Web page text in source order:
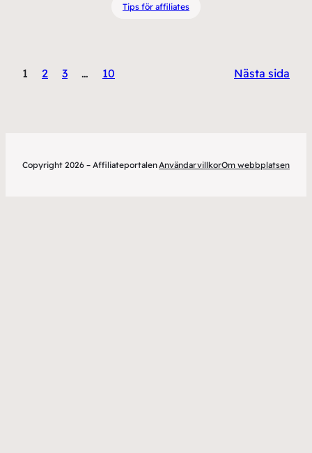
Tips för affiliates
1 2 3 … 10 Nästa sida
Copyright 2026 – AffiliateportalenAnvändarvillkorOm webbplatsen